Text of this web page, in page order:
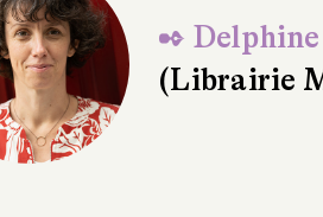
✒
(Librairie